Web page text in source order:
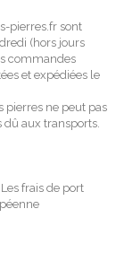
pierres.fr sont
(hors jours
commandes
et expédiées le
pierres ne peut pas
dû aux transports.
frais de port